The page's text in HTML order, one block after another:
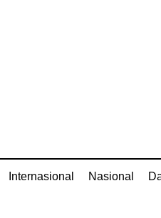
Internasional Nasional